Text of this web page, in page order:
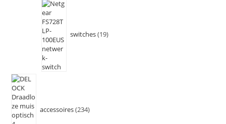
switches 19
accessoires 234